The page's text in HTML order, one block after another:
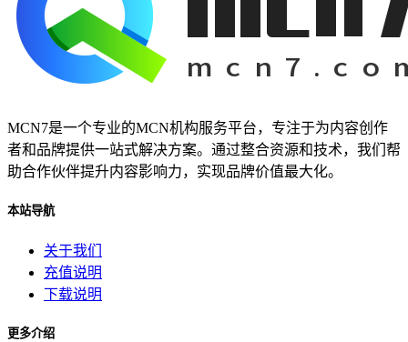
MCN7是一个专业的MCN机构服务平台，专注于为内容创作
者和品牌提供一站式解决方案。通过整合资源和技术，我们帮
助合作伙伴提升内容影响力，实现品牌价值最大化。
本站导航
关于我们
充值说明
下载说明
更多介绍